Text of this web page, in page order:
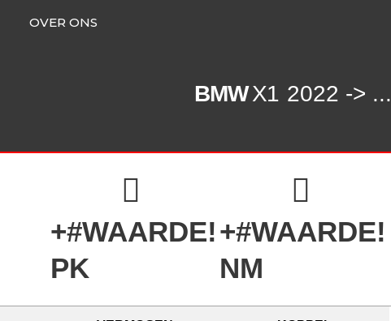
OVER ONS
BMWX1 2022 -> ...
+#WAARDE!
PK
+#WAARDE!
NM